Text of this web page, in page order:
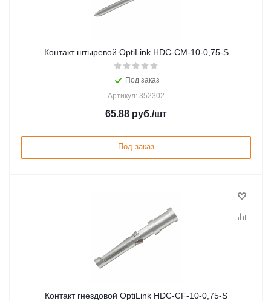
Контакт штыревой OptiLink HDC-CM-10-0,75-S
Под заказ
Артикул: 352302
65.88 руб./шт
Под заказ
Контакт гнездовой OptiLink HDC-CF-10-0,75-S